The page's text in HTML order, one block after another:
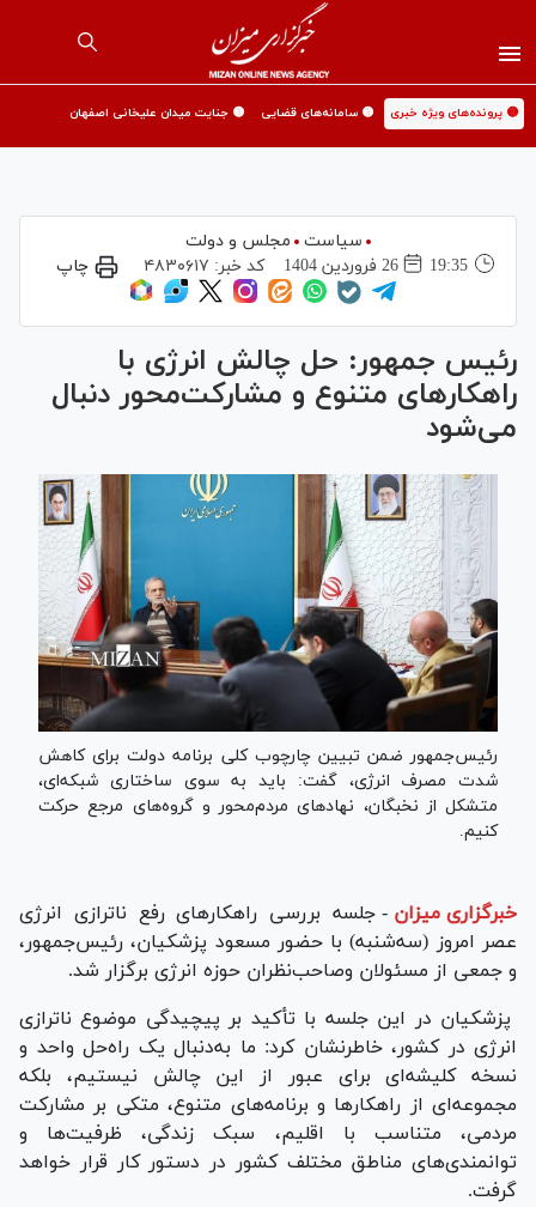
🟡 پرونده‌های ویژه خبری 🟡 سامانه‌های قضایی 🟡 جنایت میدان علیخانی اصفهان
سیاست
مجلس و دولت
19:35
26 فروردين 1404 کد خبر: ۴۸۳۰۶۱۷ چاپ
رئیس جمهور: حل چالش انرژی با
راهکارهای متنوع و مشارکت‌محور دنبال
می‌شود
رئیس‌جمهور ضمن تبیین چارچوب کلی برنامه دولت برای کاهش
شدت مصرف انرژی، گفت: باید به سوی ساختاری شبکه‌ای،
متشکل از نخبگان، نهادهای مردم‌محور و گروه‌های مرجع حرکت
کنیم.
خبرگزاری میزان - جلسه بررسی راهکار‌های رفع ناترازی انرژی
عصر امروز (سه‌شنبه) با حضور مسعود پزشکیان، رئیس‌جمهور،
و جمعی از مسئولان وصاحب‌نظران حوزه انرژی برگزار شد.
پزشکیان در این جلسه با تأکید بر پیچیدگی موضوع ناترازی
انرژی در کشور، خاطرنشان کرد: ما به‌دنبال یک راه‌حل واحد و
نسخه کلیشه‌ای برای عبور از این چالش نیستیم، بلکه
مجموعه‌ای از راهکار‌ها و برنامه‌های متنوع، متکی بر مشارکت
مردمی، متناسب با اقلیم، سبک زندگی، ظرفیت‌ها و
توانمندی‌های مناطق مختلف کشور در دستور کار قرار خواهد
گرفت.